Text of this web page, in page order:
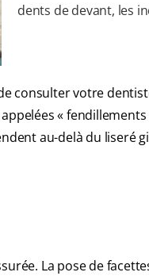
dents de devant, les
consulter votre
«
au-delà du liseré
La pose de